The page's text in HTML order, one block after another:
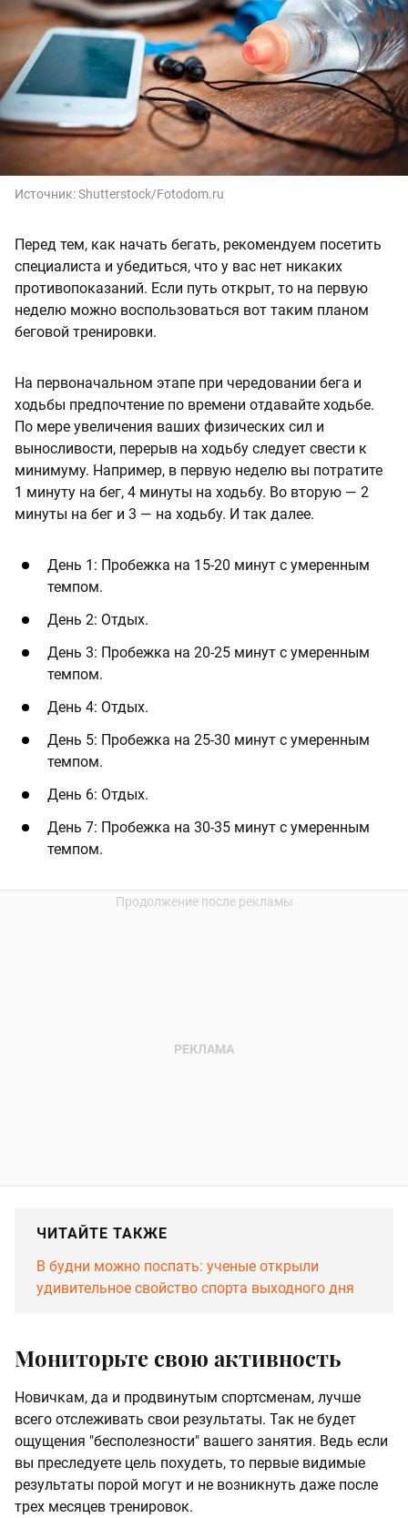
Источник:Shutterstock/Fotodom.ru
Перед тем, как начать бегать, рекомендуем посетить
специалиста и убедиться, что у вас нет никаких
противопоказаний. Если путь открыт, то на первую
неделю можно воспользоваться вот таким планом
беговой тренировки.
На первоначальном этапе при чередовании бега и
ходьбы предпочтение по времени отдавайте ходьбе.
По мере увеличения ваших физических сил и
выносливости, перерыв на ходьбу следует свести к
минимуму. Например, в первую неделю вы потратите
1 минуту на бег, 4 минуты на ходьбу. Во вторую — 2
минуты на бег и 3 — на ходьбу. И так далее.
День 1: Пробежка на 15-20 минут с умеренным
темпом.
День 2: Отдых.
День 3: Пробежка на 20-25 минут с умеренным
темпом.
День 4: Отдых.
День 5: Пробежка на 25-30 минут с умеренным
темпом.
День 6: Отдых.
День 7: Пробежка на 30-35 минут с умеренным
темпом.
ЧИТАЙТЕ ТАКЖЕ
В будни можно поспать: ученые открыли
удивительное свойство спорта выходного дня
Мониторьте свою активность
Новичкам, да и продвинутым спортсменам, лучше
всего отслеживать свои результаты. Так не будет
ощущения "бесполезности" вашего занятия. Ведь если
вы преследуете цель похудеть, то первые видимые
результаты порой могут и не возникнуть даже после
трех месяцев тренировок.